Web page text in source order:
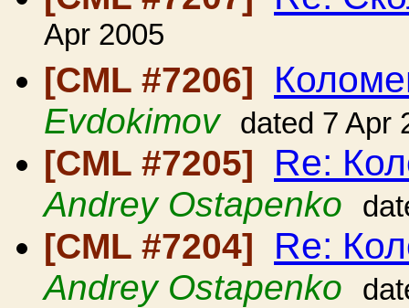
Apr 2005
[CML #7206]
Evdokimov dated 7 Apr
[CML #7205] Re:
Andrey Ostapenko
[CML #7204] Re:
Andrey Ostapenko